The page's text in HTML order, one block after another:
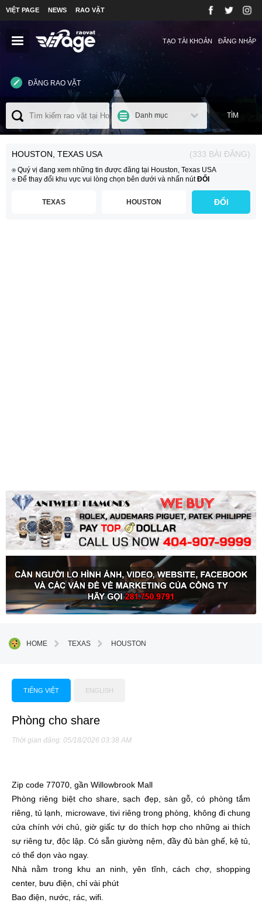
VIỆT PAGE NEWS RAO VẶT
ĐĂNG NHẬP
TẠO TÀI KHOẢN
ĐĂNG RAO VẶT
Danh mục TÌM
HOUSTON, TEXAS USA (333 BÀI ĐĂNG)
⍟ Quý vị đang xem những tin được đăng tại Houston, Texas USA
⍟ Để thay đổi khu vực vui lòng chọn bên dưới và nhấn nútĐỔI
TEXAS HOUSTON ĐỔI
HOME TEXAS HOUSTON
TIẾNG VIỆT ENGLISH
Phòng cho share
Thời gian đăng: 05/18/2026 03:38 AM
Zip code 77070, gần Willowbrook Mall
Phòng riêng biệt cho share, sạch đẹp, sàn gỗ, có phòng tắm
riêng, tủ lạnh, microwave, tivi riêng trong phòng, không đi chung
cửa chính với chủ, giờ giấc tự do thích hợp cho những ai thích
sự riêng tư, độc lập. Có sẵn giường nệm, đầy đủ bàn ghế, kệ tủ,
có thể dọn vào ngay.
Nhà nằm trong khu an ninh, yên tĩnh, cách chợ, shopping
center, bưu điện, chỉ vài phút
Bao điện, nước, rác, wifi.